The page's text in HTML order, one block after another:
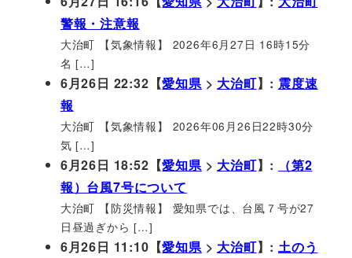
警報・注意報
大治町 【気象情報】 2026年6月27日 16時15分
名 […]
6月26日 22:32【愛知県> 大治町】: 震度速
報
大治町 【気象情報】 2026年06月26日22時30分
気 […]
6月26日 18:52【愛知県> 大治町】:
（第2
報）台風7号について
大治町 【防災情報】 愛知県では、台風７号が27
日昼過ぎから […]
6月26日 11:10【愛知県> 大治町】:土のう